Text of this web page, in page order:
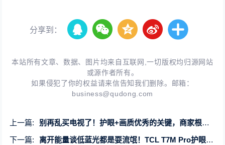
分享到：
本站所有文章、数据、图片均来自互联网,一切版权均归源网站
或源作者所有。
如果侵犯了你的权益请来信告知我们删除。邮箱：
business@qudong.com
上一篇:
别再乱买电视了！护眼+画质优秀的关键，商家根本不会主动告诉你
下一篇:
离开能量谈低蓝光都是耍流氓！TCL T7M Pro护眼+好画质一步到位！